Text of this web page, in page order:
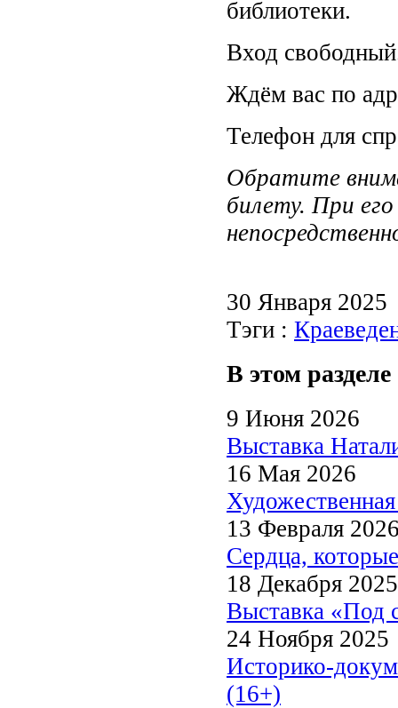
библиотеки.
Вход
Ждём вас по
Телефон для
Обратите
билету. При
30 Января
Тэги :
В этом разделе
9 Июня 2026
Выставка
16 Мая 2026
13 Февраля
Сердца,
18 Декабря 2025
Выставка «Под
24 Ноября 2025
Историко-
(16+)